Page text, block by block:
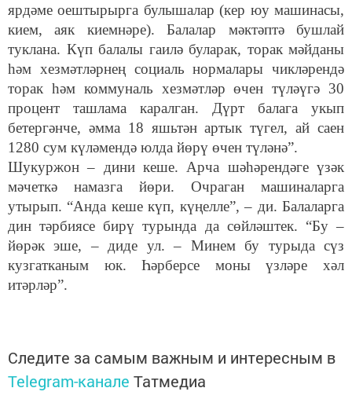
ярдәме оештырырга булышалар (кер юу машинасы,
кием, аяк киемнәре). Балалар мәктәптә бушлай
туклана. Күп балалы гаилә буларак, торак мәйданы
һәм хезмәтләрнең социаль нормалары чикләрендә
торак һәм коммуналь хезмәтләр өчен түләүгә 30
процент ташлама каралган. Дүрт балага укып
бетергәнче, әмма 18 яшьтән артык түгел, ай саен
1280 сум күләмендә юлда йөрү өчен түләнә”.
Шукуржон – дини кеше. Арча шәһәрендәге үзәк
мәчеткә намазга йөри. Очраган машиналарга
утырып. “Анда кеше күп, күңелле”, – ди. Балаларга
дин тәрбиясе бирү турында да сөйләштек. “Бу –
йөрәк эше, – диде ул. – Минем бу турыда сүз
кузгатканым юк. Һәрберсе моны үзләре хәл
итәрләр”.
Следите за самым важным и интересным в
Telegram-канале Татмедиа